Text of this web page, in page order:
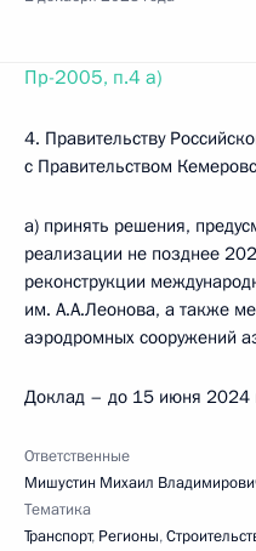
Пр-2005, п.4 а)
4. Правительству
с Правительством
а) принять решения,
реализации не позднее
реконструкции
им. А.А.Леонова, а также
аэродромных сооружений
Доклад – до 15 июня 2024
Ответственные
Мишустин Михаил
Тематика
Транспорт, Регионы,